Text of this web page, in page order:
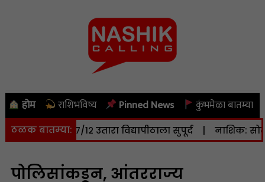
होम राशिभविष्य Pinned News कुंभमेळा बातम्या
ठळक बातम्या:
७/१२ उतारा विद्यापीठाला सुपूर्द | नाशिक: सोमवारी
पोलिसांकडून, आंतरराज्य